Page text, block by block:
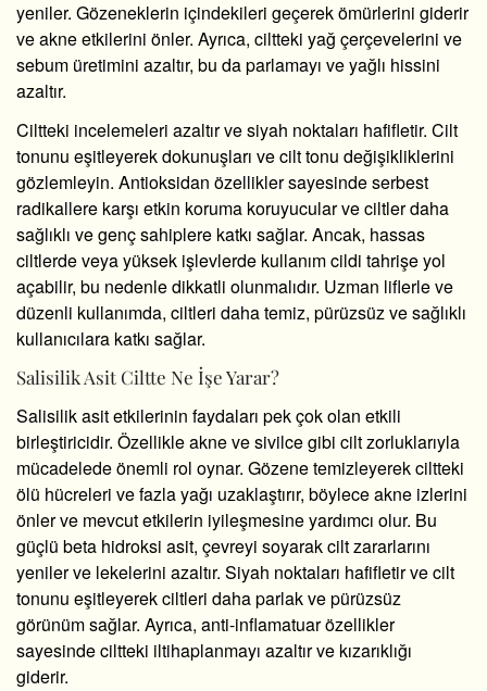
yeniler. Gözeneklerin içindekileri geçerek ömürlerini giderir
ve akne etkilerini önler. Ayrıca, ciltteki yağ çerçevelerini ve
sebum üretimini azaltır, bu da parlamayı ve yağlı hissini
azaltır.
Ciltteki incelemeleri azaltır ve siyah noktaları hafifletir. Cilt
tonunu eşitleyerek dokunuşları ve cilt tonu değişikliklerini
gözlemleyin. Antioksidan özellikler sayesinde serbest
radikallere karşı etkin koruma koruyucular ve ciltler daha
sağlıklı ve genç sahiplere katkı sağlar. Ancak, hassas
ciltlerde veya yüksek işlevlerde kullanım cildi tahrişe yol
açabilir, bu nedenle dikkatli olunmalıdır. Uzman liflerle ve
düzenli kullanımda, ciltleri daha temiz, pürüzsüz ve sağlıklı
kullanıcılara katkı sağlar.
Salisilik Asit Ciltte Ne İşe Yarar?
Salisilik asit etkilerinin faydaları pek çok olan etkili
birleştiricidir. Özellikle akne ve sivilce gibi cilt zorluklarıyla
mücadelede önemli rol oynar. Gözene temizleyerek ciltteki
ölü hücreleri ve fazla yağı uzaklaştırır, böylece akne izlerini
önler ve mevcut etkilerin iyileşmesine yardımcı olur. Bu
güçlü beta hidroksi asit, çevreyi soyarak cilt zararlarını
yeniler ve lekelerini azaltır. Siyah noktaları hafifletir ve cilt
tonunu eşitleyerek ciltleri daha parlak ve pürüzsüz
görünüm sağlar. Ayrıca, anti-inflamatuar özellikler
sayesinde ciltteki iltihaplanmayı azaltır ve kızarıklığı
giderir.